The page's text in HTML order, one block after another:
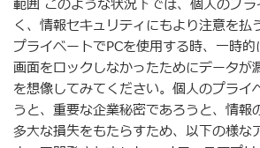
範囲 このような状況下では、個人のプ
く、情報セキュリティにもより注意を払
プライベートでPCを使用する時、一時的
画面をロックしなかったためにデータが
を想像してみてください。個人のプライ
うと、重要な企業秘密であろうと、情報
多大な損失をもたらすため、以下の様な